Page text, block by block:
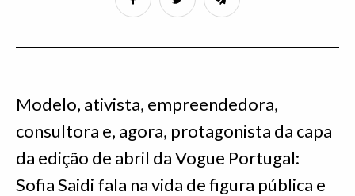
Modelo, ativista, empreendedora,
consultora e, agora, protagonista da capa
da edição de abril da Vogue Portugal:
Sofia Saidi fala na vida de figura pública e